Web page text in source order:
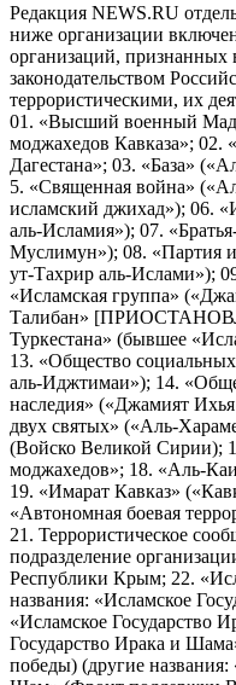
Редакция NEWS.RU
ниже организации
организаций, признанных
законодательством
террористическими, их
01. «Высший военный
моджахедов Кавказа»; 02.
Дагестана»; 03. «База»
5. «Священная война»
исламский джихад»); 06.
аль-Исламия»); 07.
Муслимун»); 08. «Партия
ут-Тахрир аль-Ислами»);
«Исламская группа»
Талибан»
Туркестана» (бывшее
13. «Общество
аль-Иджтимаи»); 14.
наследия» («Джамият
двух святых» («Аль-
(Войско Великой Сирии);
моджахедов»; 18. «Аль-
19. «Имарат Кавказ»
«Автономная боевая
21. Террористическое
подразделение
Республики Крым; 22.
названия: «Исламское
«Исламское Государство
Государство Ирака и
победы) (другие